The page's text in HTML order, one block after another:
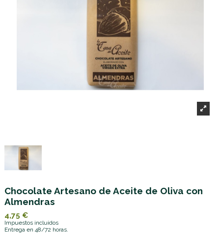
Chocolate Artesano de Aceite de Oliva con
Almendras
4,75 €
Impuestos incluidos
Entrega en 48/72 horas.